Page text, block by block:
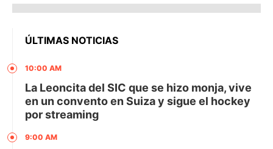
ÚLTIMAS NOTICIAS
10:00 AM
La Leoncita del SIC que se hizo monja, vive
en un convento en Suiza y sigue el hockey
por streaming
9:00 AM